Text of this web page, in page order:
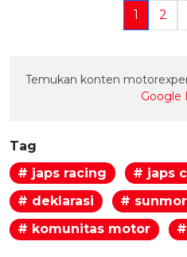
1 2
Temukan konten
Google
Tag
# japs racing
# japs
# deklarasi
#
# komunitas motor